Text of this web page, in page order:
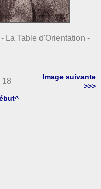
La Table d'Orientation -
18
Image suivante
>>>